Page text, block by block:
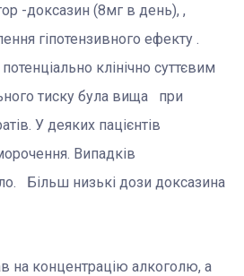
-доксазин (8мг в день), ,
гіпотензивного ефекту .
потенціально клінічно суттєвим
тиску була вища при
У деяких пацієнтів
Випадків
Більш низькі дози доксазина
на концентрацію алкоголю, а